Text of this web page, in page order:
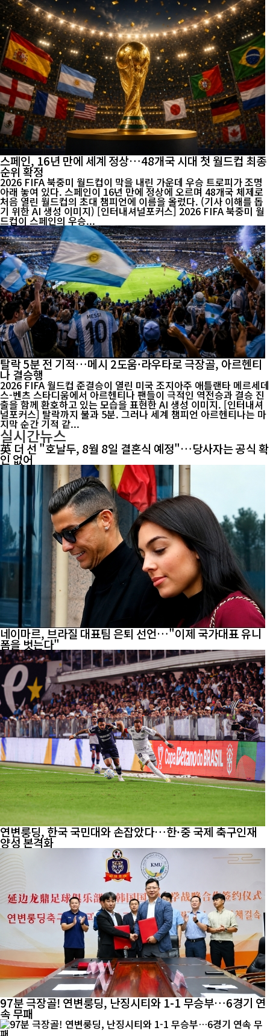
스페인, 16년 만에 세계 정상…48개국 시대 첫 월드컵 최종
순위 확정
2026 FIFA 북중미 월드컵이 막을 내린 가운데 우승 트로피가 조명
아래 놓여 있다. 스페인이 16년 만에 정상에 오르며 48개국 체제로
처음 열린 월드컵의 초대 챔피언에 이름을 올렸다. (기사 이해를 돕
기 위한 AI 생성 이미지) [인터내셔널포커스] 2026 FIFA 북중미 월
드컵이 스페인의 우승...
탈락 5분 전 기적…메시 2도움·라우타로 극장골, 아르헨티
나 결승행
2026 FIFA 월드컵 준결승이 열린 미국 조지아주 애틀랜타 메르세데
스-벤츠 스타디움에서 아르헨티나 팬들이 극적인 역전승과 결승 진
출을 함께 환호하고 있는 모습을 표현한 AI 생성 이미지. [인터내셔
널포커스] 탈락까지 불과 5분. 그러나 세계 챔피언 아르헨티나는 마
지막 순간 기적 같...
실시간뉴스
英 더 선 "호날두, 8월 8일 결혼식 예정"…당사자는 공식 확
인 없어
네이마르, 브라질 대표팀 은퇴 선언…"이제 국가대표 유니
폼을 벗는다"
연변룽딩, 한국 국민대와 손잡았다…한·중 국제 축구인재
양성 본격화
97분 극장골! 연변룽딩, 난징시티와 1-1 무승부…6경기 연
속 무패